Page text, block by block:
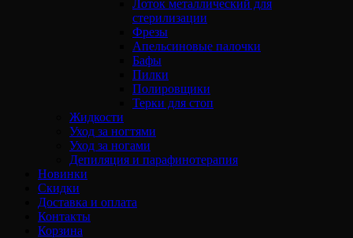
Лоток металлический для
стерилизации
Фрезы
Апельсиновые палочки
Бафы
Пилки
Полировщики
Терки для стоп
Жидкости
Уход за ногтями
Уход за ногами
Депиляция и парафинотерапия
Новинки
Скидки
Доставка и оплата
Контакты
Корзина